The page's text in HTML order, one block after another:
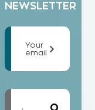
NEWSLETTER
Your
email